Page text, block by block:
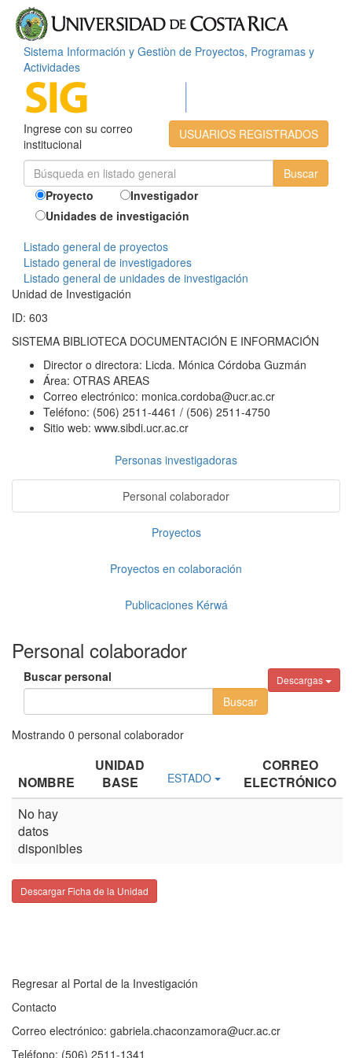
Sistema Información y Gestiòn de Proyectos, Programas y
Actividades
USUARIOS REGISTRADOS
Ingrese con su correo
institucional
Proyecto
Investigador
Unidades de investigación
Listado general de proyectos
Listado general de investigadores
Listado general de unidades de investigación
Unidad de Investigación
ID: 603
SISTEMA BIBLIOTECA DOCUMENTACIÓN E INFORMACIÓN
Director o directora: Licda. Mónica Córdoba Guzmán
Área: OTRAS AREAS
Correo electrónico: monica.cordoba@ucr.ac.cr
Teléfono: (506) 2511-4461 / (506) 2511-4750
Sitio web: www.sibdi.ucr.ac.cr
Personas investigadoras
Personal colaborador
Proyectos
Proyectos en colaboración
Publicaciones Kérwá
Personal colaborador
Descargas
Buscar personal
Mostrando 0 personal colaborador
NOMBRE
UNIDAD
BASE
ESTADO
CORREO
ELECTRÓNICO
No hay
datos
disponibles
Descargar Ficha de la Unidad
Regresar al Portal de la Investigación
Contacto
Correo electrónico: gabriela.chaconzamora@ucr.ac.cr
Teléfono: (506) 2511-1341